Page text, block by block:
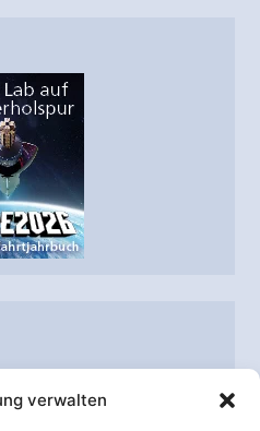
verwalten